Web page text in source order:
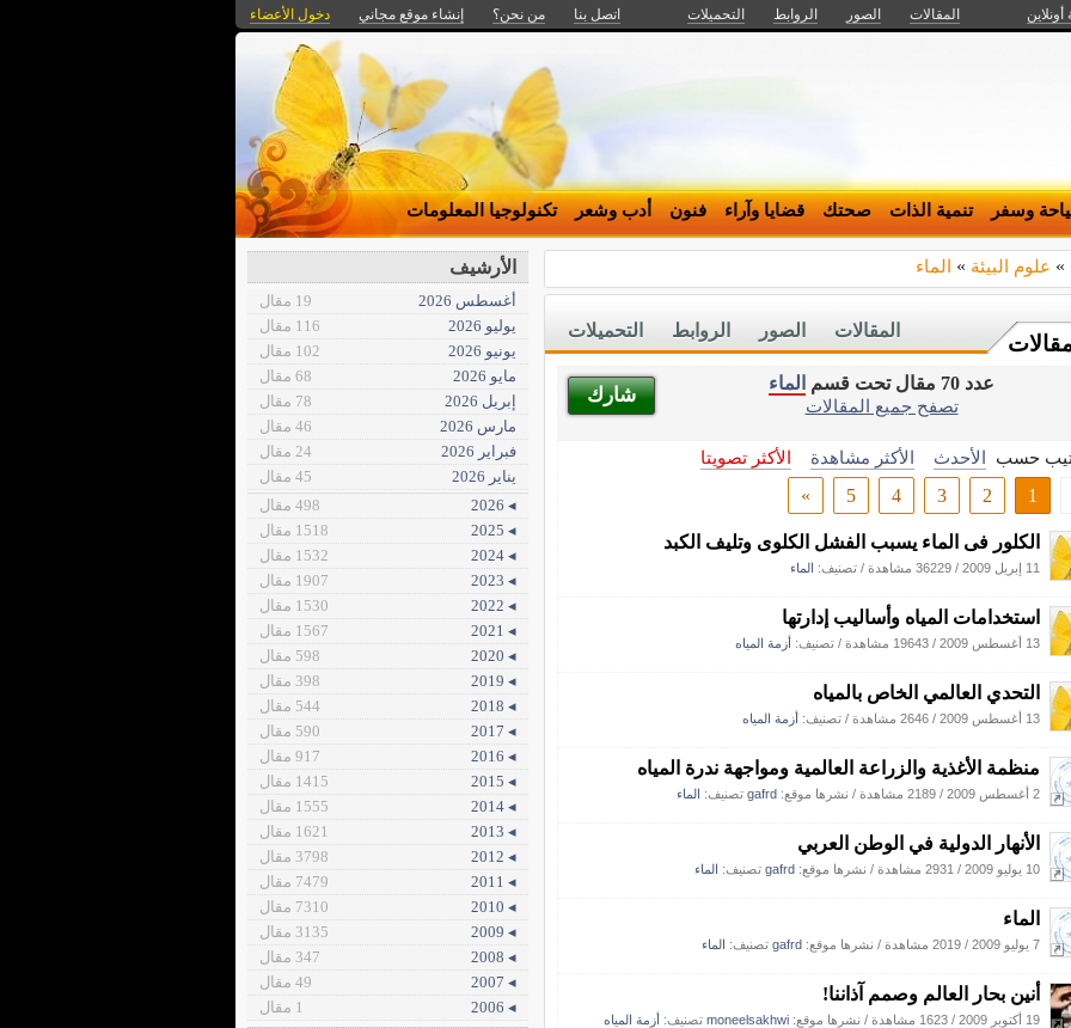
أونلاين المقالات الصور الروابط التحميلات اتصل بنا من نحن؟ إنشاء موقع مجاني دخول الأعضاء
وسفر تنمية الذات صحتك قضايا وآراء فنون أدب وشعر تكنولوجيا المعلومات
» علوم البيئة » الماء
التحميلات الروابط الصور المقالات
شارك
عدد 70 مقال تحت قسم
الماء
تصفح جميع المقالات
حسب الأحدث الأكثر مشاهدة
الأكثر تصويتا
1
2
3
4
5
»
الكلور فى الماء يسبب الفشل الكلوى وتليف الكبد
11 إبريل 2009 / 36229 مشاهدة / تصنيف: الماء
استخدامات المياه وأساليب إدارتها
13 أغسطس 2009 / 19643 مشاهدة / تصنيف: أزمة المياه
التحدي العالمي الخاص بالمياه
13 أغسطس 2009 / 2646 مشاهدة / تصنيف: أزمة المياه
منظمة الأغذية والزراعة العالمية ومواجهة ندرة المياه
2 أغسطس 2009 / 2189 مشاهدة / نشرها موقع: gafrd تصنيف: الماء
الأنهار الدولية في الوطن العربي
10 يوليو 2009 / 2931 مشاهدة / نشرها موقع: gafrd تصنيف: الماء
الماء
7 يوليو 2009 / 2019 مشاهدة / نشرها موقع: gafrd تصنيف: الماء
أنين بحار العالم وصمم آذاننا!
19 أكتوبر 2009 / 1623 مشاهدة / نشرها موقع: moneelsakhwi تصنيف: أزمة المياه
الأرشيف
أغسطس 2026
19 مقال
يوليو 2026
116 مقال
يونيو 2026
102 مقال
مايو 2026
68 مقال
إبريل 2026
78 مقال
مارس 2026
46 مقال
فبراير 2026
24 مقال
يناير 2026
45 مقال
◂ 2026
498 مقال
◂ 2025
1518 مقال
◂ 2024
1532 مقال
◂ 2023
1907 مقال
◂ 2022
1530 مقال
◂ 2021
1567 مقال
◂ 2020
598 مقال
◂ 2019
398 مقال
◂ 2018
544 مقال
◂ 2017
590 مقال
◂ 2016
917 مقال
◂ 2015
1415 مقال
◂ 2014
1555 مقال
◂ 2013
1621 مقال
◂ 2012
3798 مقال
◂ 2011
7479 مقال
◂ 2010
7310 مقال
◂ 2009
3135 مقال
◂ 2008
347 مقال
◂ 2007
49 مقال
◂ 2006
1 مقال